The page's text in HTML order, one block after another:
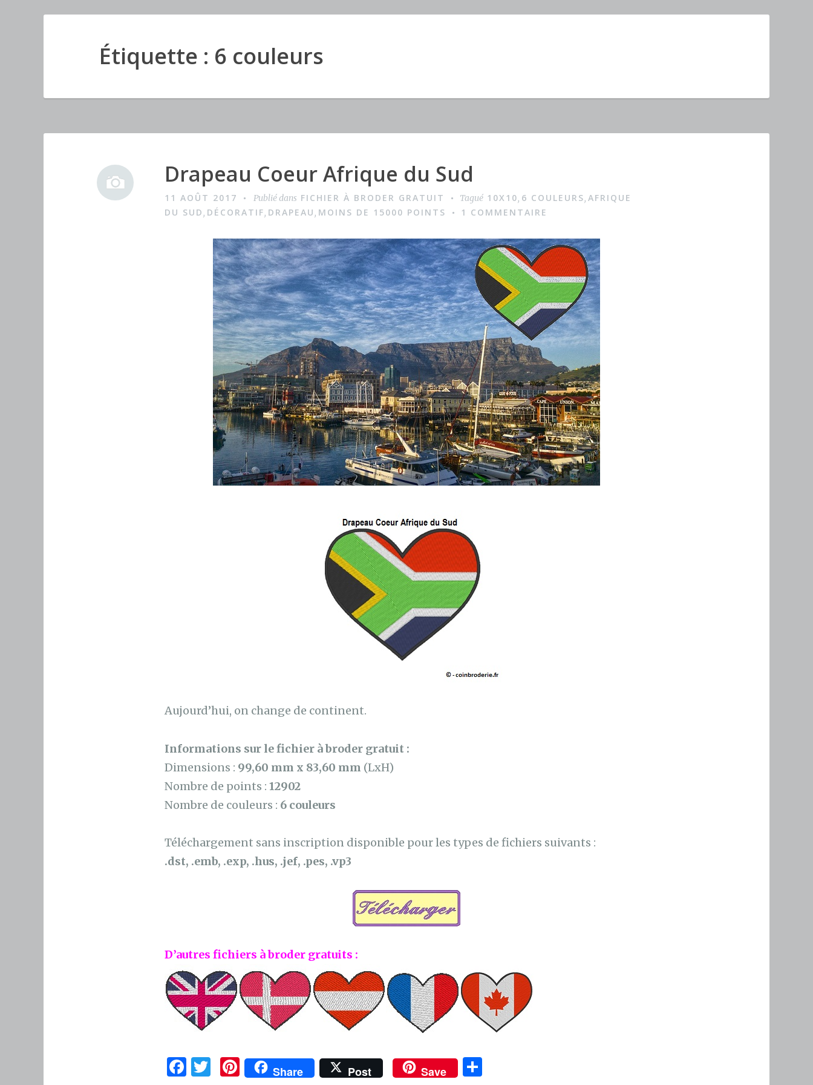
Étiquette : 6 couleurs
I
a
Drapeau Coeur Afrique du Sud
11 AOÛT 2017 Publié dans FICHIER À BRODER GRATUIT Tagué 10X10, 6 COULEURS, AFRIQUE
DU SUD, DÉCORATIF, DRAPEAU, MOINS DE 15000 POINTS 1 COMMENTAIRE
Aujourd’hui, on change de continent.
Informations sur le fichier à broder gratuit :
Dimensions : 99,60 mm x 83,60 mm (LxH)
Nombre de points : 12902
Nombre de couleurs : 6 couleurs
Téléchargement sans inscription disponible pour les types de fichiers suivants :
.dst, .emb, .exp, .hus, .jef, .pes, .vp3
D’autres fichiers à broder gratuits :
F
T
Pi
Share Post Save